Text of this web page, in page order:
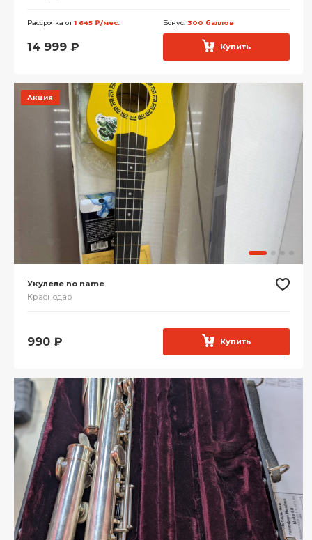
Рассрочка от1 645 ₽/мес. Бонус: 300 баллов
14 999 ₽ Купить
Акция
Укулеле no name
Краснодар
990 ₽ Купить